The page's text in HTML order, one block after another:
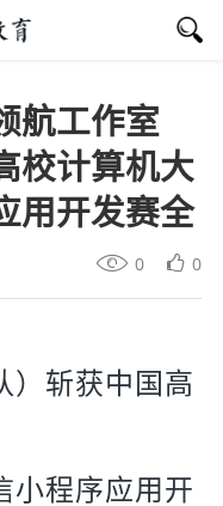
航工作室
校计算机大
开发赛全
0 0
）斩获中国高
程序应用开